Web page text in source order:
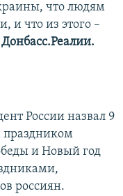
что людям
и что из этого –
России назвал 9
праздником
и Новый год
россиян.